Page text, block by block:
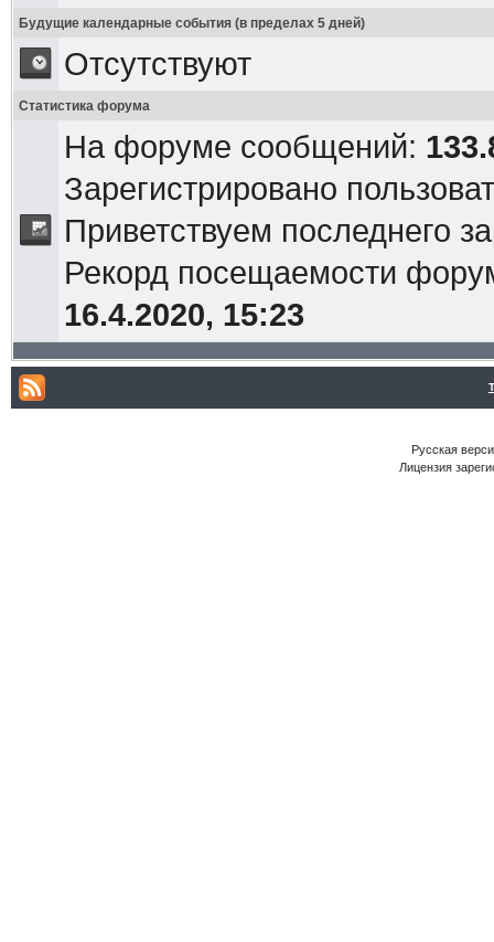
Будущие календарные события (в пределах 5 дней)
Отсутствуют
Статистика форума
На форуме сообщений:
Зарегистрировано
Приветствуем последнего
Рекорд посещаемости
16.4.2020, 15:23
Русская
Лицензия